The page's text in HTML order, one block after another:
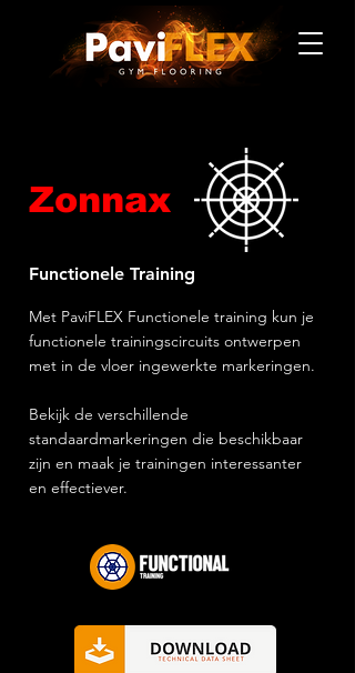
Zonnax
Functionele Training
Met PaviFLEX Functionele training kun je
functionele trainingscircuits ontwerpen
met in de vloer ingewerkte markeringen.
Bekijk de verschillende
standaardmarkeringen die beschikbaar
zijn en maak je trainingen interessanter
en effectiever.